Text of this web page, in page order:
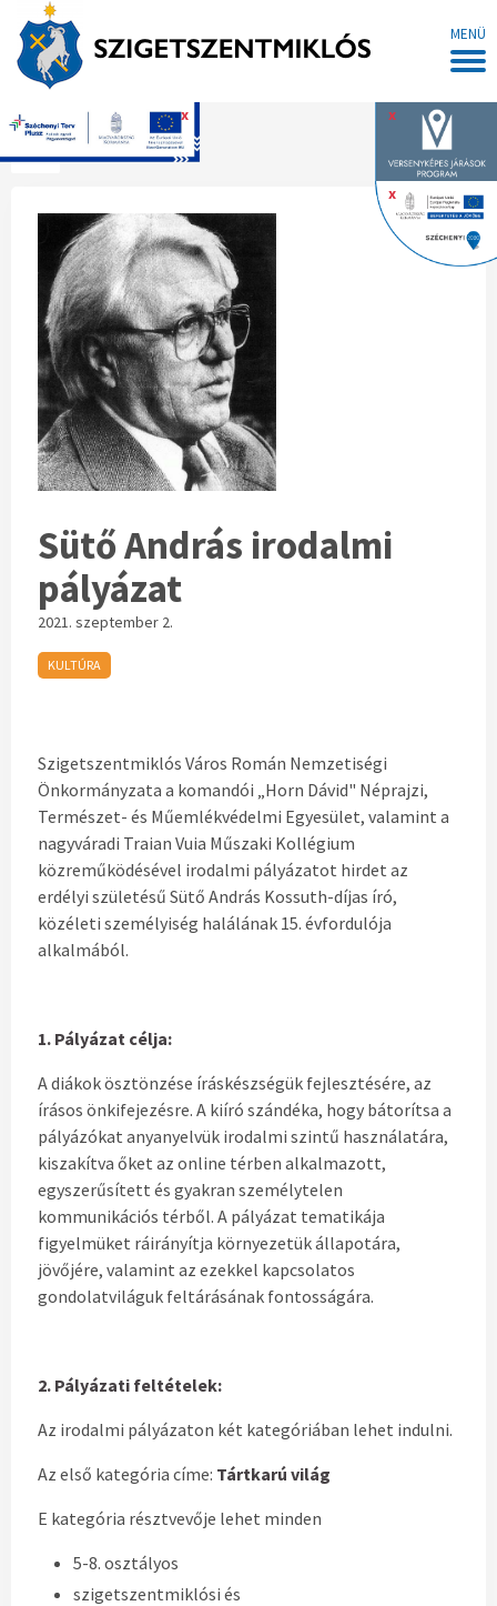
MENÜ
x
x
x
Főoldal
Sütő András irodalmi
pályázat
2021. szeptember 2.
KULTÚRA
Szigetszentmiklós Város Román Nemzetiségi
Önkormányzata a komandói „Horn Dávid" Néprajzi,
Természet- és Műemlékvédelmi Egyesület, valamint a
nagyváradi Traian Vuia Műszaki Kollégium
közreműködésével irodalmi pályázatot hirdet az
erdélyi születésű Sütő András Kossuth-díjas író,
közéleti személyiség halálának 15. évfordulója
alkalmából.
1. Pályázat célja:
A diákok ösztönzése íráskészségük fejlesztésére, az
írásos önkifejezésre. A kiíró szándéka, hogy bátorítsa a
pályázókat anyanyelvük irodalmi szintű használatára,
kiszakítva őket az online térben alkalmazott,
egyszerűsített és gyakran személytelen
kommunikációs térből. A pályázat tematikája
figyelmüket ráirányítja környezetük állapotára,
jövőjére, valamint az ezekkel kapcsolatos
gondolatviláguk feltárásának fontosságára.
2. Pályázati feltételek:
Az irodalmi pályázaton két kategóriában lehet indulni.
Az első kategória címe: Tártkarú világ
E kategória résztvevője lehet minden
5-8. osztályos
szigetszentmiklósi és